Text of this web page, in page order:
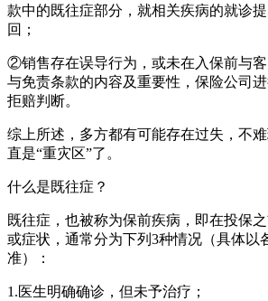
款中的既往症部分，就相关疾病的就诊
回；
②销售存在误导行为，或未在入保前与
与免责条款的内容及重要性，保险公司
拒赔判断。
综上所述，多方都有可能存在过失，不
直是“重灾区”了。
什么是既往症？
既往症，也被称为保前疾病，即在投保
或症状，通常分为下列3种情况（具体以
准）：
1.医生明确确诊，但未予治疗；